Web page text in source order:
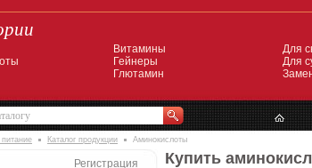
Витамины
Гейнеры
Глютамин
Для
Для
Каталог продукции Аминокислоты
Регистрация Купить